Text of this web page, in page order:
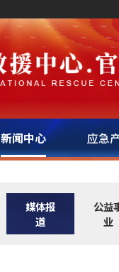
新闻中心 应急
媒体报
道
公益
业